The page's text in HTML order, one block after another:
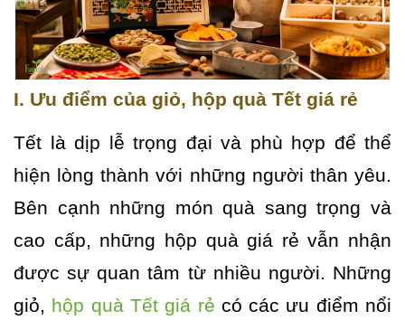
I. Ưu điểm của giỏ, hộp quà Tết giá rẻ
Tết là dịp lễ trọng đại và phù hợp để thể
hiện lòng thành với những người thân yêu.
Bên cạnh những món quà sang trọng và
cao cấp, những hộp quà giá rẻ vẫn nhận
được sự quan tâm từ nhiều người. Những
giỏ, hộp quà Tết giá rẻ có các ưu điểm nổi